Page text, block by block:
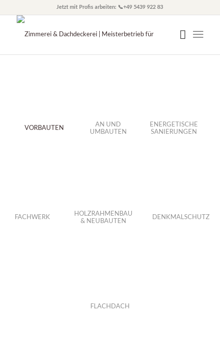
Jetzt mit Profis arbeiten: 📞+49 5439 922 83
VORBAUTEN
AN UND
UMBAUTEN
ENERGETISCHE
SANIERUNGEN
FACHWERK
HOLZRAHMENBAU
& NEUBAUTEN
DENKMALSCHUTZ
FLACHDACH